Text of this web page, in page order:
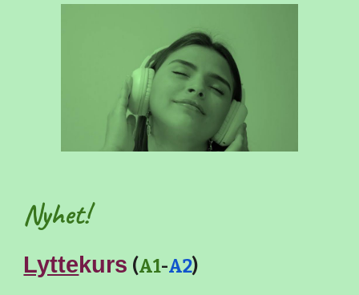
Nyhet!
Lyttekurs (A1-A2)